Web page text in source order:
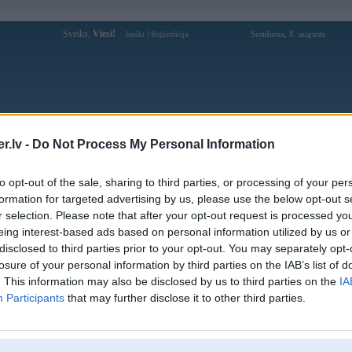
- Do Not Process My Personal Information
opt-out of the sale, sharing to third parties, or processing of your
for targeted advertising by us, please use the below opt-out
selection. Please note that after your opt-out request is processed
interest-based ads based on personal information utilized by us
to third parties prior to your opt-out. You may separately
of your personal information by third parties on the IAB’s list of
This information may also be disclosed by us to third parties on the
Participants that may further disclose it to other third parties.
Sveiks, Viesi! Ienākt Reģistrācija Sestdiena, 8. augusts
Forums Galerijas Reģistrācija Lietotāji
Lietotāja Raituha profils
Pēdējo reizi manīts: 04. Jan 2023, 14:13
Lietotājvārds:
Raituha
Pilsēta:
Ogre
Braucu ar:
smirdekli
Nodarbošanās:
mehaņiks
[Pēdējie ziņojumi forumā]